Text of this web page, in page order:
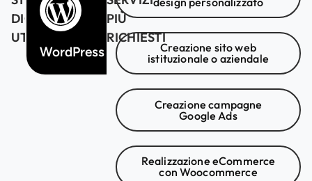
DIGITALI
UTILIZZATI
WordPress
Semrush
PIÙ
RICHIESTI
Creazione sito web
istituzionale o aziendale
Creazione campagne
Google Ads
Realizzazione eCommerce
con Woocommerce